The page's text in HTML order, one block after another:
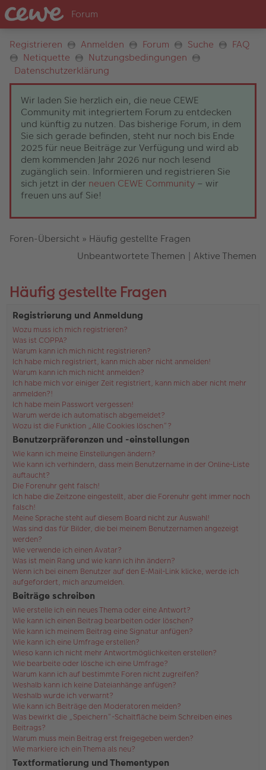
Registrieren Anmelden Forum Suche
FAQ
Netiquette
Nutzungsbedingungen
Datenschutzerklärung
Wir laden Sie herzlich ein, die neue CEWE
Community mit integriertem Forum zu entdecken
und künftig zu nutzen. Das bisherige Forum, in dem
Sie sich gerade befinden, steht nur noch bis Ende
2025 für neue Beiträge zur Verfügung und wird ab
dem kommenden Jahr 2026 nur noch lesend
zugänglich sein. Informieren und registrieren Sie
sich jetzt in der neuen CEWE Community – wir
freuen uns auf Sie!
Foren-Übersicht » Häufig gestellte Fragen
Unbeantwortete Themen | Aktive Themen
Häufig gestellte Fragen
Registrierung und Anmeldung
Wozu muss ich mich registrieren?
Was ist COPPA?
Warum kann ich mich nicht registrieren?
Ich habe mich registriert, kann mich aber nicht anmelden!
Warum kann ich mich nicht anmelden?
Ich habe mich vor einiger Zeit registriert, kann mich aber nicht mehr
anmelden?!
Ich habe mein Passwort vergessen!
Warum werde ich automatisch abgemeldet?
Wozu ist die Funktion „Alle Cookies löschen“?
Benutzerpräferenzen und -einstellungen
Wie kann ich meine Einstellungen ändern?
Wie kann ich verhindern, dass mein Benutzername in der Online-Liste
auftaucht?
Die Forenuhr geht falsch!
Ich habe die Zeitzone eingestellt, aber die Forenuhr geht immer noch
falsch!
Meine Sprache steht auf diesem Board nicht zur Auswahl!
Was sind das für Bilder, die bei meinem Benutzernamen angezeigt
werden?
Wie verwende ich einen Avatar?
Was ist mein Rang und wie kann ich ihn ändern?
Wenn ich bei einem Benutzer auf den E-Mail-Link klicke, werde ich
aufgefordert, mich anzumelden.
Beiträge schreiben
Wie erstelle ich ein neues Thema oder eine Antwort?
Wie kann ich einen Beitrag bearbeiten oder löschen?
Wie kann ich meinem Beitrag eine Signatur anfügen?
Wie kann ich eine Umfrage erstellen?
Wieso kann ich nicht mehr Antwortmöglichkeiten erstellen?
Wie bearbeite oder lösche ich eine Umfrage?
Warum kann ich auf bestimmte Foren nicht zugreifen?
Weshalb kann ich keine Dateianhänge anfügen?
Weshalb wurde ich verwarnt?
Wie kann ich Beiträge den Moderatoren melden?
Was bewirkt die „Speichern“-Schaltfläche beim Schreiben eines
Beitrags?
Warum muss mein Beitrag erst freigegeben werden?
Wie markiere ich ein Thema als neu?
Textformatierung und Thementypen